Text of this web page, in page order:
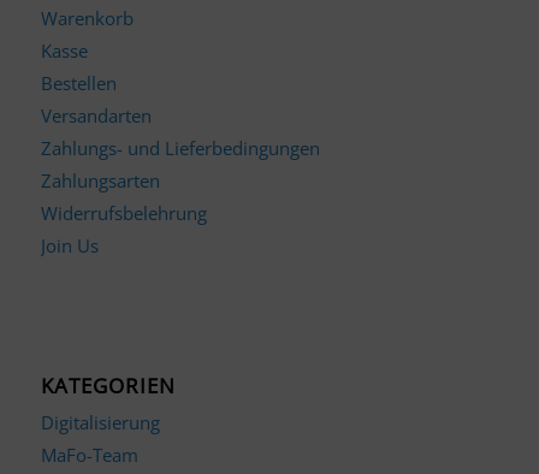
Warenkorb
Kasse
Bestellen
Versandarten
Zahlungs- und Lieferbedingungen
Zahlungsarten
Widerrufsbelehrung
Join Us
KATEGORIEN
Digitalisierung
MaFo-Team